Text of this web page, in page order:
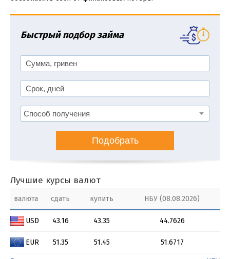
Быстрый подбор займа
Подобрать
Лучшие курсы валют
валюта сдать купить НБУ (08.08.2026)
USD 43.16 43.35 44.7626
EUR 51.35 51.45 51.6717